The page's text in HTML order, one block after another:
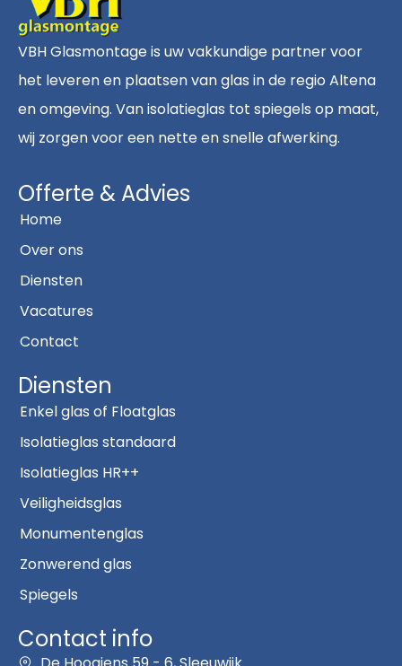
VBH Glasmontage is uw vakkundige partner voor
het leveren en plaatsen van glas in de regio Altena
en omgeving. Van isolatieglas tot spiegels op maat,
wij zorgen voor een nette en snelle afwerking.
Offerte & Advies
Home
Over ons
Diensten
Vacatures
Contact
Diensten
Enkel glas of Floatglas
Isolatieglas standaard
Isolatieglas HR++
Veiligheidsglas
Monumentenglas
Zonwerend glas
Spiegels
Contact info